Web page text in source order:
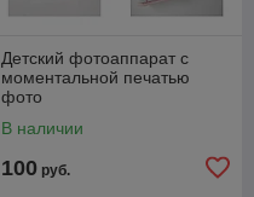
Детский фотоаппарат с
моментальной печатью
фото
В наличии
100 руб.